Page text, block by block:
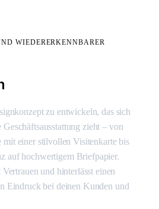
WIEDERERKENNBARER
zu entwickeln, das sich
zieht – von
mit einer stilvollen Visitenkarte bis
auf hochwertigem Briefpapier.
und hinterlässt einen
Eindruck bei deinen Kunden und